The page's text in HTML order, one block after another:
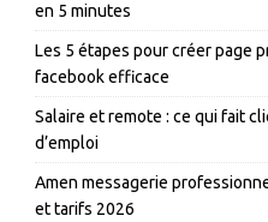
en 5 minutes
Les 5 étapes pour créer page
facebook efficace
Salaire et remote : ce qui fait
d’emploi
Amen messagerie
et tarifs 2026